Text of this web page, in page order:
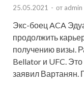
25.05.2021 - от admin
Экс-боец ACA
продолжить
получению визы.
Bellator и UFC.
заявил Вартанян.